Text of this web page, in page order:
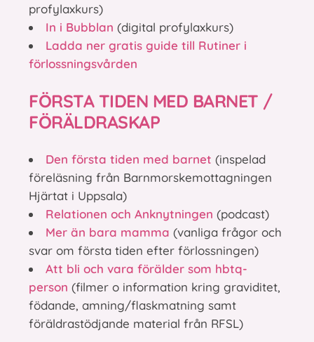
profylaxkurs)
In i Bubblan (digital profylaxkurs)
Ladda ner gratis guide till Rutiner i
förlossningsvården
FÖRSTA TIDEN MED BARNET /
FÖRÄLDRASKAP
Den första tiden med barnet (inspelad
föreläsning från Barnmorskemottagningen
Hjärtat i Uppsala)
Relationen och Anknytningen (podcast)
Mer än bara mamma (vanliga frågor och
svar om första tiden efter förlossningen)
Att bli och vara förälder som hbtq-
person (filmer o information kring graviditet,
födande, amning/flaskmatning samt
föräldrastödjande material från RFSL)